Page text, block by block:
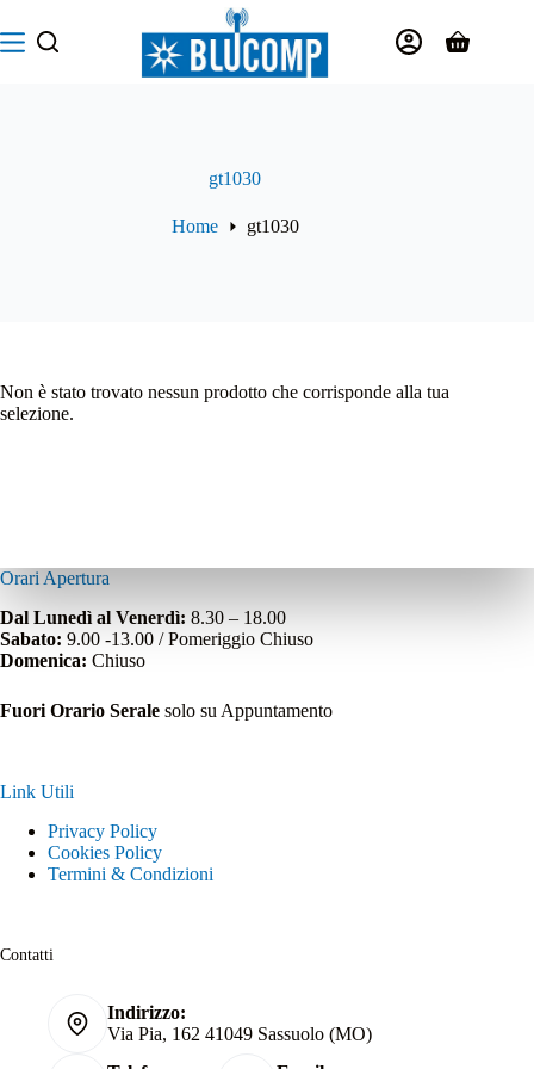
al
contenuto
Carrello
gt1030
Home gt1030
Non è stato trovato nessun prodotto che corrisponde alla tua
selezione.
Orari Apertura
Dal Lunedì al Venerdì: 8.30 – 18.00
Sabato: 9.00 -13.00 / Pomeriggio Chiuso
Domenica: Chiuso
Fuori Orario Serale solo su Appuntamento
Link Utili
Privacy Policy
Cookies Policy
Termini & Condizioni
Contatti
Indirizzo:
Via Pia, 162 41049 Sassuolo (MO)